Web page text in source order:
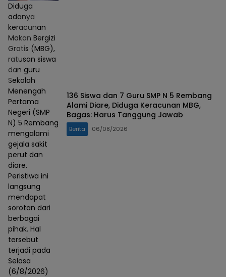
Diduga
adanya
keracunan
Makan Bergizi
Gratis (MBG),
ratusan siswa
dan guru
Sekolah
Menengah
Pertama
Negeri (SMP
N) 5 Rembang
mengalami
gejala sakit
perut dan
diare.
Peristiwa ini
langsung
mendapat
sorotan dari
berbagai
pihak. Hal
tersebut
terjadi pada
Selasa
(6/8/2026)
136 Siswa dan 7 Guru SMP N 5 Rembang
Alami Diare, Diduga Keracunan MBG,
Bagas: Harus Tanggung Jawab
Berita 06/08/2026